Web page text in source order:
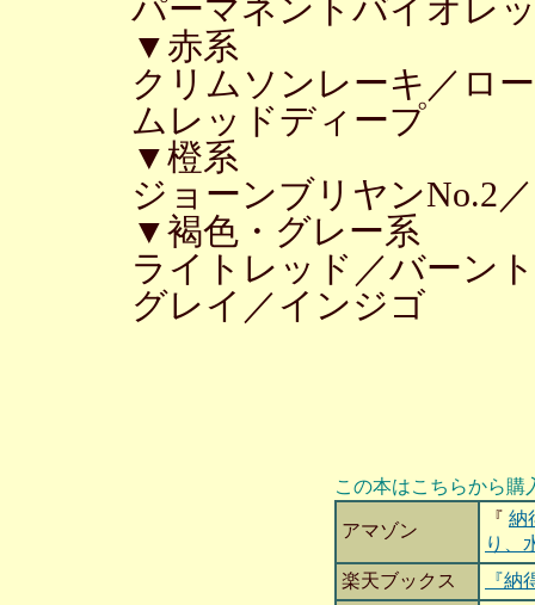
パーマネントバイオレ
▼赤系
クリムソンレーキ／ロ
ムレッドディープ
▼橙系
ジョーンブリヤンNo.2
▼褐色・グレー系
ライトレッド／バーン
グレイ／インジゴ
この本はこちらから購
アマゾン
『 納
り、
楽天ブックス
『